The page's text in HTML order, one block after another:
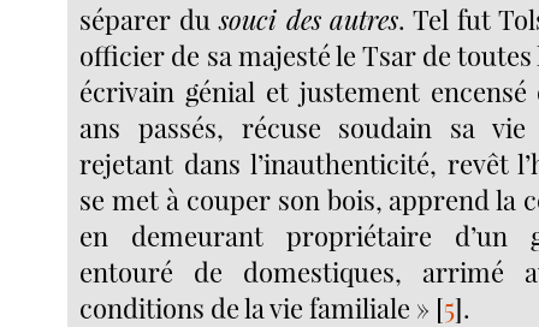
séparer dusouci des autres. Tel fut
officier de sa majesté le Tsar de toutes
écrivain génial et justement
ans passés, récuse soudain sa
rejetant dans l’inauthenticité, revêt
se met à couper son bois, apprend la
en demeurant propriétaire d’un
entouré de domestiques, arrimé
conditions de la vie familiale » [5].